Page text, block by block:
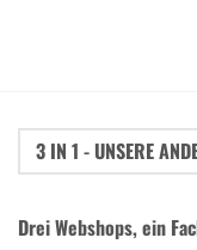
3 IN 1 - UNSERE
Drei Webshops, ein